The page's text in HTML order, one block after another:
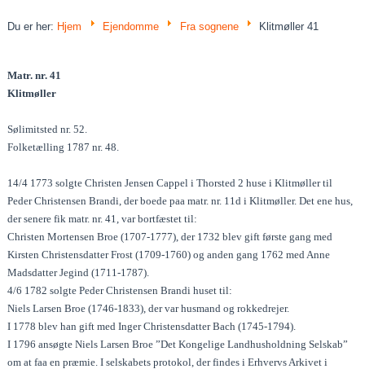
Du er her: Hjem Ejendomme Fra sognene Klitmøller 41
Matr. nr. 41
Klitmøller
Sølimitsted nr. 52.
Folketælling 1787 nr. 48.
14/4 1773 solgte Christen Jensen Cappel i Thorsted 2 huse i Klitmøller til
Peder Christensen Brandi, der boede paa matr. nr. 11d i Klitmøller. Det ene hus,
der senere fik matr. nr. 41, var bortfæstet til:
Christen Mortensen Broe (1707-1777), der 1732 blev gift første gang med
Kirsten Christensdatter Frost (1709-1760) og anden gang 1762 med Anne
Madsdatter Jegind (1711-1787).
4/6 1782 solgte Peder Christensen Brandi huset til:
Niels Larsen Broe (1746-1833), der var husmand og rokkedrejer.
I 1778 blev han gift med Inger Christensdatter Bach (1745-1794).
I 1796 ansøgte Niels Larsen Broe ”Det Kongelige Landhusholdning Selskab”
om at faa en præmie. I selskabets protokol, der findes i Erhvervs Arkivet i